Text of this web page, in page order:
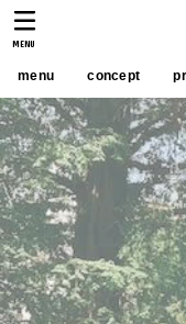
menu concept
MENU